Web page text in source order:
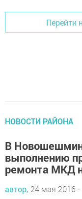
Перейти
НОВОСТИ РАЙОНА
В
выполнению
ремонта МКД
автор, 24 мая 2016 -